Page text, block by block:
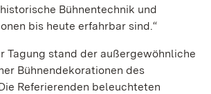
Bühnentechnik und
bis heute erfahrbar sind.“
Tagung stand der außergewöhnliche
Bühnendekorationen des
Referierenden beleuchteten